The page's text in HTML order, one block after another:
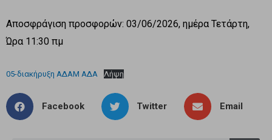
Αποσφράγιση προσφορών: 03/06/2026, ημέρα Τετάρτη,
Ώρα 11:30 πμ
05-διακήρυξη ΑΔΑΜ ΑΔΑ Λήψη
Facebook Twitter Email